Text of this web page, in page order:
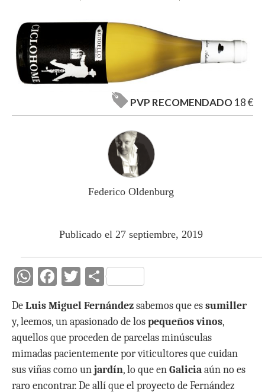
PVP RECOMENDADO18 €
Federico Oldenburg
Publicado el 27 septiembre, 2019
W
at
s
A
p
F
e
b
o
o
T
itt
er
C
m
p
ar
ti
DeLuis Miguel Fernándezsabemos que essumiller
y, leemos, un apasionado de lospequeños vinos,
aquellos que proceden de parcelas minúsculas
mimadas pacientemente por viticultores que cuidan
sus viñas como unjardín, lo que enGaliciaaún no es
raro encontrar. De allí que el proyecto de Fernández